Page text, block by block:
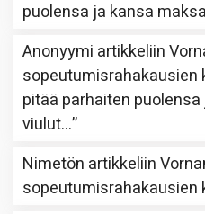
puolensa ja kansa
Anonyymi artikkeliin
sopeutumisrahakausien
pitää parhaiten
viulut…”
Nimetön artikkeliin
sopeutumisrahakausien